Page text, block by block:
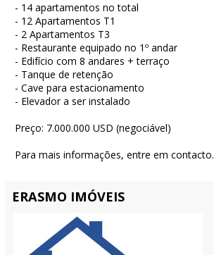
- 14 apartamentos no total
- 12 Apartamentos T1
- 2 Apartamentos T3
- Restaurante equipado no 1º andar
- Edifício com 8 andares + terraço
- Tanque de retenção
- Cave para estacionamento
- Elevador a ser instalado
Preço: 7.000.000 USD (negociável)
Para mais informações, entre em contacto.
ERASMO IMÓVEIS